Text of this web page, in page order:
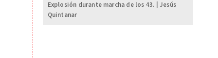
Explosión durante marcha de los 43. | Jesús
Quintanar